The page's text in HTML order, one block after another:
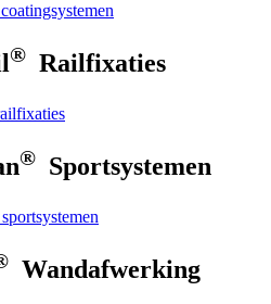
coatingsystemen
® Railfixaties
® Sportsystemen
sportsystemen
Wandafwerking